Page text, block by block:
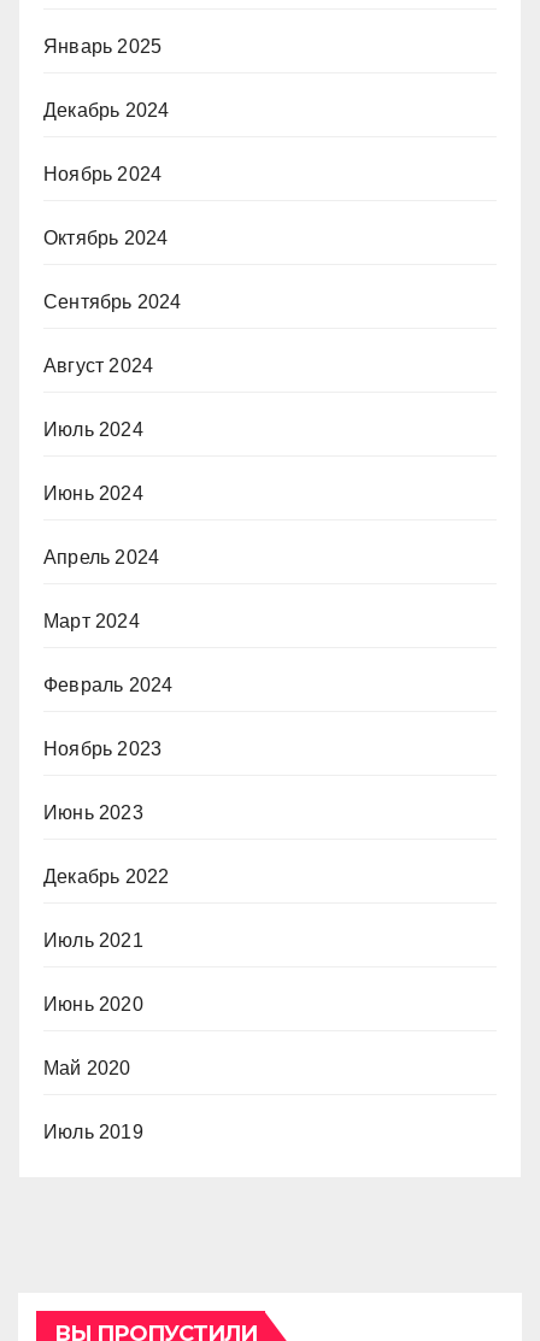
Январь 2025
Декабрь 2024
Ноябрь 2024
Октябрь 2024
Сентябрь 2024
Август 2024
Июль 2024
Июнь 2024
Апрель 2024
Март 2024
Февраль 2024
Ноябрь 2023
Июнь 2023
Декабрь 2022
Июль 2021
Июнь 2020
Май 2020
Июль 2019
ВЫ ПРОПУСТИЛИ